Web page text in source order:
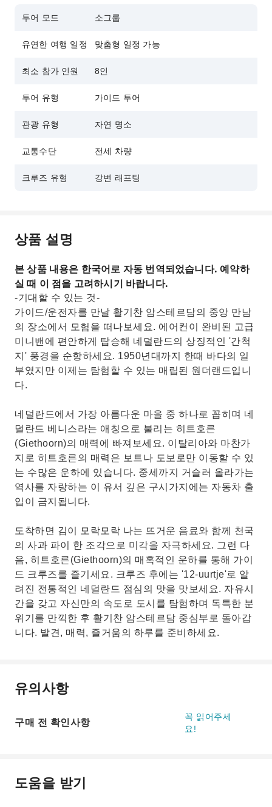
투어 모드 소그룹
유연한 여행 일정 맞춤형 일정 가능
최소 참가 인원 8인
투어 유형 가이드 투어
관광 유형 자연 명소
교통수단 전세 차량
크루즈 유형 강변 래프팅
상품 설명
본 상품 내용은 한국어로 자동 번역되었습니다. 예약하
실 때 이 점을 고려하시기 바랍니다.
-기대할 수 있는 것-
가이드/운전자를 만날 활기찬 암스테르담의 중앙 만남
의 장소에서 모험을 떠나보세요. 에어컨이 완비된 고급
미니밴에 편안하게 탑승해 네덜란드의 상징적인 '간척
지' 풍경을 순항하세요. 1950년대까지 한때 바다의 일
부였지만 이제는 탐험할 수 있는 매립된 원더랜드입니
다.
네덜란드에서 가장 아름다운 마을 중 하나로 꼽히며 네
덜란드 베니스라는 애칭으로 불리는 히트호른
(Giethoorn)의 매력에 빠져보세요. 이탈리아와 마찬가
지로 히트호른의 매력은 보트나 도보로만 이동할 수 있
는 수많은 운하에 있습니다. 중세까지 거슬러 올라가는
역사를 자랑하는 이 유서 깊은 구시가지에는 자동차 출
입이 금지됩니다.
도착하면 김이 모락모락 나는 뜨거운 음료와 함께 천국
의 사과 파이 한 조각으로 미각을 자극하세요. 그런 다
음, 히트호른(Giethoorn)의 매혹적인 운하를 통해 가이
드 크루즈를 즐기세요. 크루즈 후에는 '12-uurtje'로 알
려진 전통적인 네덜란드 점심의 맛을 맛보세요. 자유시
간을 갖고 자신만의 속도로 도시를 탐험하며 독특한 분
위기를 만끽한 후 활기찬 암스테르담 중심부로 돌아갑
니다. 발견, 매력, 즐거움의 하루를 준비하세요.
유의사항
구매 전 확인사항
꼭 읽어주세
요!
도움을 받기